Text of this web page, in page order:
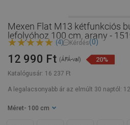
Mexen Flat M13 kétfunkciós
lefolyóhoz 100 cm, arany -
(4) Kérdés(0)
Katalógusár: 16 237 Ft
12 990 Ft (ÁFÁ-val) 20%
A legalacsonyabb ár az elmúlt 30 naptól:
Méret - 100 cm